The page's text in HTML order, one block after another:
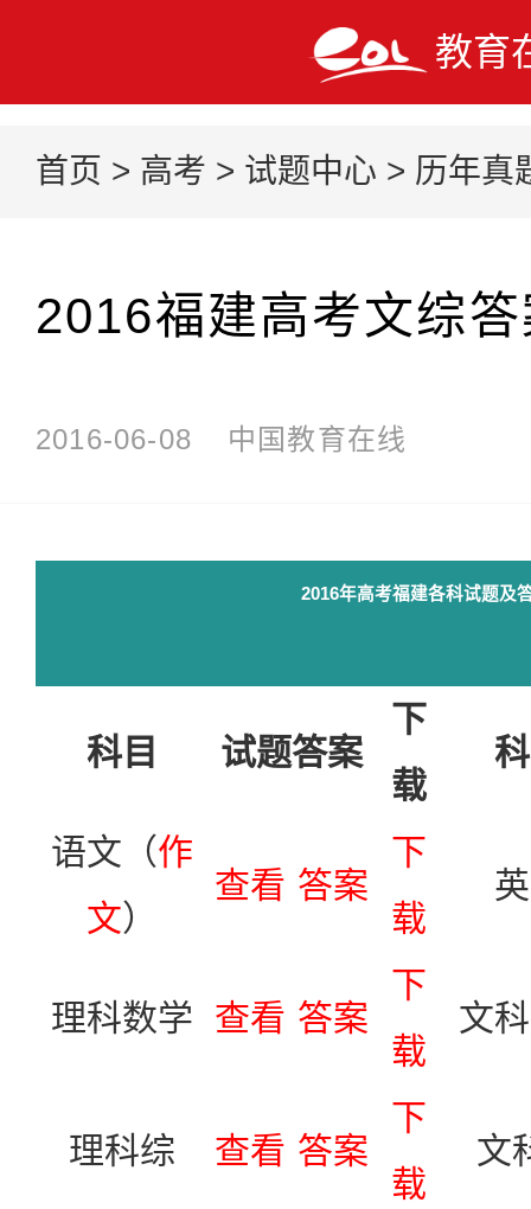
教育
首页 > 高考 > 试题中心 > 历年真
2016福建高考文综
2016-06-08 中国教育在线
2016年高考福建各科试题及
科目 试题答案
下
载
语文（作
文）
查看 答案
下
载
理科数学 查看 答案
下
载
文
理科综 查看 答案
下
载
文